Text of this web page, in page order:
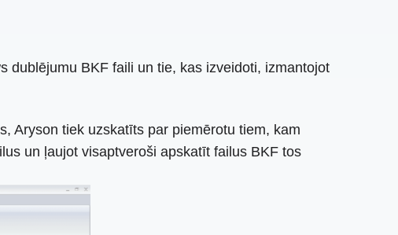
dublējumu BKF faili un tie, kas izveidoti, izmantojot
Aryson tiek uzskatīts par piemērotu tiem, kam
un ļaujot visaptveroši apskatīt failus BKF tos